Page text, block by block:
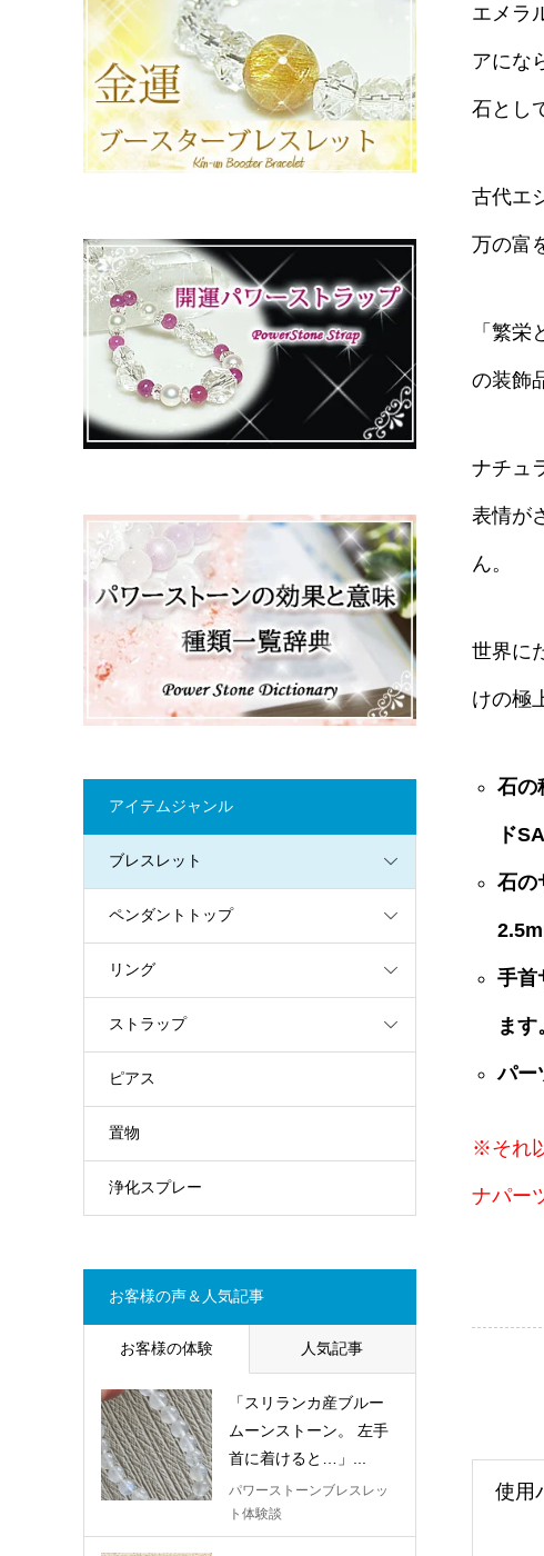
エメラ
アにな
石とし
古代エ
万の富
「繁
の装飾
ナチュ
表情が
ん。
世界に
けの極
石の
ド
石の
手首
ます
パー
※それ
ナパー
使用
アイテムジャンル
ブレスレット
ペンダントトップ
リング
ストラップ
ピアス
置物
浄化スプレー
お客様の声＆人気記事
お客様の体験 人気記事
「スリランカ産ブルー
ムーンストーン。 左手
首に着けると…」...
パワーストーンブレスレッ
ト体験談